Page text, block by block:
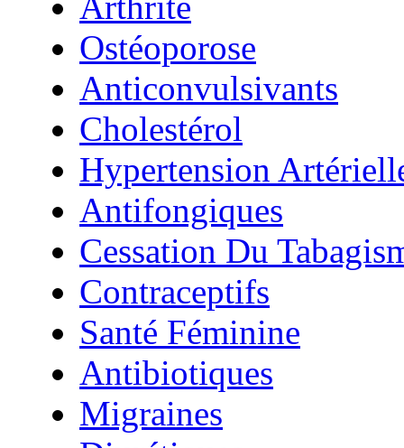
Ostéoporose
Anticonvulsivants
Cholestérol
Hypertension
Antifongiques
Cessation Du
Contraceptifs
Santé Féminine
Antibiotiques
Migraines